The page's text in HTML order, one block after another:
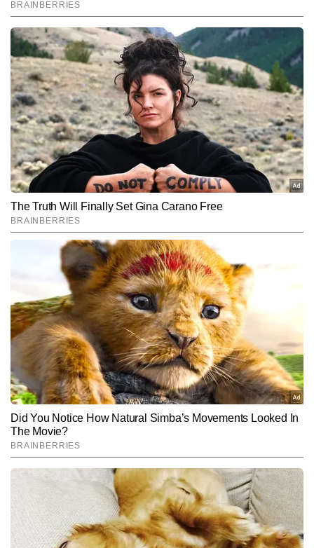
मोहित ओम AUTHOR
जनमानस की खबर को पाठकों तक पहुंचाना ही एकमात्र लक्ष्य। एक दशक से ज्यादा
पत्रकारिता का अनुभव। अपराध के पीछे की साजिश को बेपर्दा करने वाली हर खबर
पर पैनी निगाह रखता हूँ।
और पढ़ें
Follow Us:
Subscribe to our daily Newsletter!